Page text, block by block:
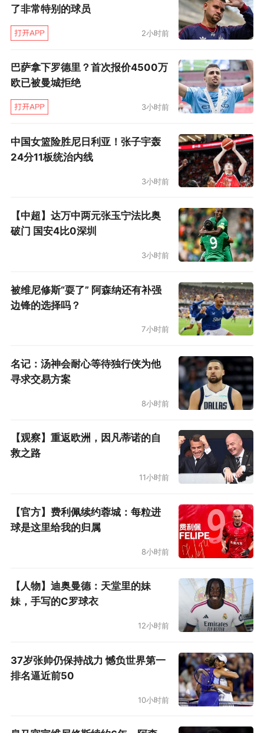
了非常特别的球员
2小时前
巴萨拿下罗德里？首次报价4500万
欧已被曼城拒绝
3小时前
中国女篮险胜尼日利亚！张子宇轰
24分11板统治内线
3小时前
【中超】达万中两元张玉宁法比奥
破门 国安4比0深圳
3小时前
被维尼修斯“耍了” 阿森纳还有补强
边锋的选择吗？
7小时前
名记：汤神会耐心等待独行侠为他
寻求交易方案
8小时前
【观察】重返欧洲，因凡蒂诺的自
救之路
11小时前
【官方】费利佩续约蓉城：每粒进
球是这里给我的归属
8小时前
【人物】迪奥曼德：天堂里的妹
妹，手写的C罗球衣
12小时前
37岁张帅仍保持战力 憾负世界第一
排名逼近前50
10小时前